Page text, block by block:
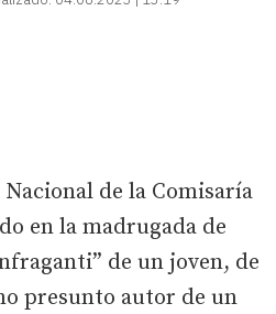
de la Comisaría
en la madrugada de
de un joven, de
presunto autor de un